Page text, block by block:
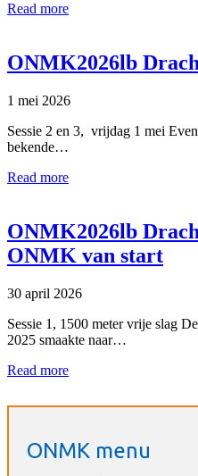
Read more
ONMK2026lb
1 mei 2026
Sessie 2 en 3, vrijdag 1 mei
bekende…
Read more
ONMK2026lb
ONMK van start
30 april 2026
Sessie 1, 1500 meter vrije slag
2025 smaakte naar…
Read more
ONMK menu